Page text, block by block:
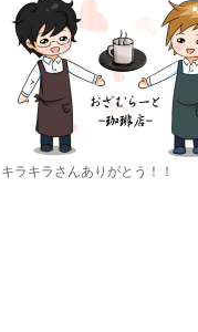
キラキラさんありがとう！！